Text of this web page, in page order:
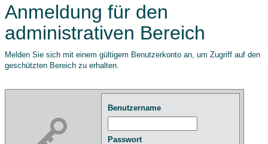
Anmeldung für den
administrativen Bereich
Melden Sie sich mit einem gültigem Benutzerkonto an, um Zugriff auf den
geschützten Bereich zu erhalten.
Benutzername
Passwort